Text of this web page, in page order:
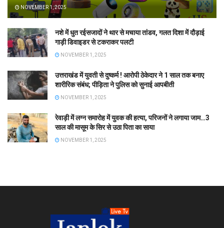
NOVEMBER 1, 2025
नशे में धुत रईसजादों ने थार से मचाया तांडव, गलत दिशा में दौड़ाई
गाड़ी डिवाइडर से टकराकर पलटी
NOVEMBER 1, 2025
उत्तराखंड में युवती से दुष्कर्म ! आरोपी ठेकेदार ने 1 साल तक बनाए
शारीरिक संबंध; पीड़िता ने पुलिस को सुनाई आपबीती
NOVEMBER 1, 2025
रेवाड़ी में लग्न समारोह में युवक की हत्या, परिजनों ने लगाया जाम…3
साल की मासूम के सिर से उठा पिता का साया
NOVEMBER 1, 2025